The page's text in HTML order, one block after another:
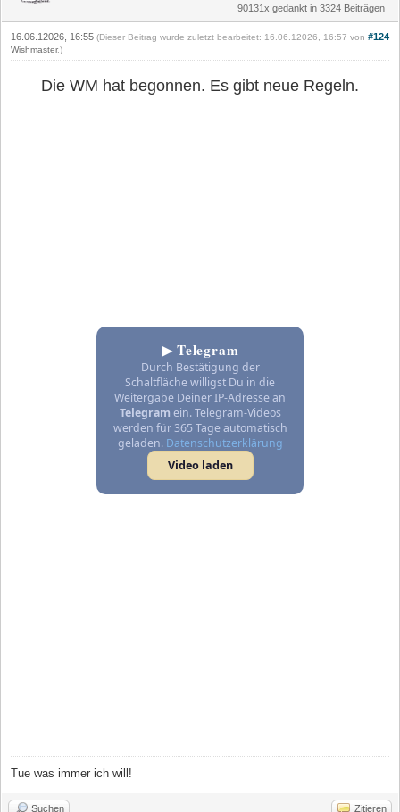
90131x gedankt in 3324 Beiträgen
#124
16.06.12026, 16:55 (Dieser Beitrag wurde zuletzt bearbeitet: 16.06.12026, 16:57 von
Wishmaster.)
Die WM hat begonnen. Es gibt neue Regeln.
▶ Telegram
Durch Bestätigung der
Schaltfläche willigst Du in die
Weitergabe Deiner IP-Adresse an
Telegram ein. Telegram-Videos
werden für 365 Tage automatisch
geladen. Datenschutzerklärung
Video laden
Tue was immer ich will!
Suchen Zitieren